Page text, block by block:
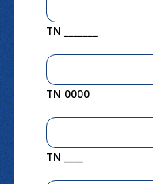
TN _______
TN 0000
TN ____